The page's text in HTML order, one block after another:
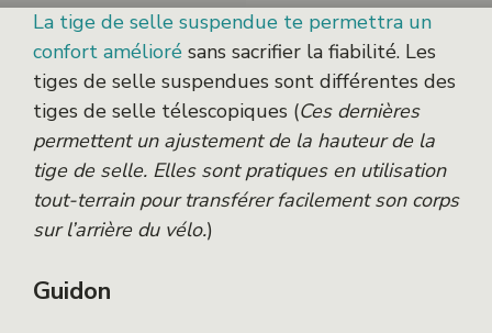
La tige de selle suspendue te permettra un
confort amélioré sans sacrifier la fiabilité. Les
tiges de selle suspendues sont différentes des
tiges de selle télescopiques (Ces dernières
permettent un ajustement de la hauteur de la
tige de selle. Elles sont pratiques en utilisation
tout-terrain pour transférer facilement son corps
sur l’arrière du vélo.)
Guidon